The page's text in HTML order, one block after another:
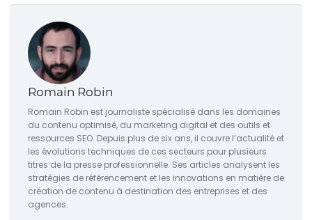
Romain Robin
Romain Robin est journaliste spécialisé dans les domaines
du contenu optimisé, du marketing digital et des outils et
ressources SEO. Depuis plus de six ans, il couvre l’actualité et
les évolutions techniques de ces secteurs pour plusieurs
titres de la presse professionnelle. Ses articles analysent les
stratégies de référencement et les innovations en matière de
création de contenu à destination des entreprises et des
agences.